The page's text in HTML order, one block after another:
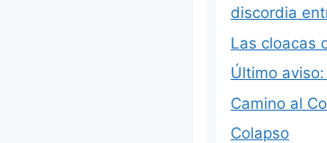
discordia
Las cloacas
Último
Camino al
Colapso